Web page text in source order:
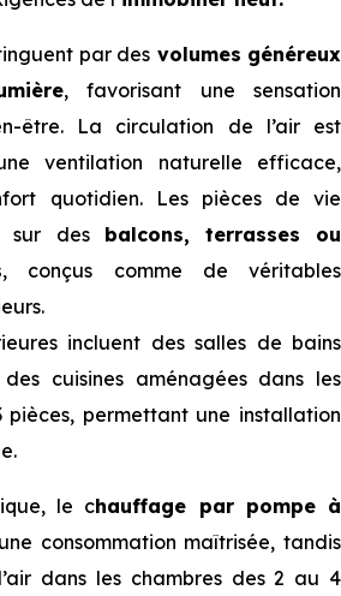
par des volumes généreux
, favorisant une sensation
être. La circulation de l’air est
ventilation naturelle efficace,
quotidien. Les pièces de vie
sur des balcons, terrasses ou
, conçus comme de véritables
incluent des salles de bains
cuisines aménagées dans les
permettant une installation
le chauffage par pompe à
consommation maîtrisée, tandis
dans les chambres des 2 au 4